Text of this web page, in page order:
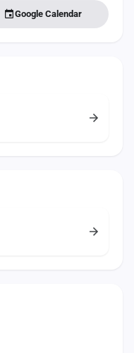
Google Calendar